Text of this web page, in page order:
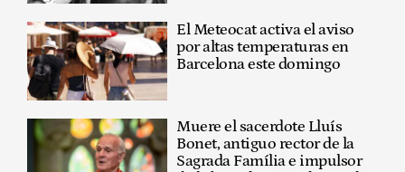
El Meteocat activa el aviso
por altas temperaturas en
Barcelona este domingo
Muere el sacerdote Lluís
Bonet, antiguo rector de la
Sagrada Família e impulsor